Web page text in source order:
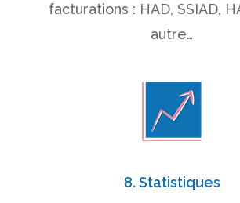
facturations : HAD, SSIAD,
autre…
8. Statistiques